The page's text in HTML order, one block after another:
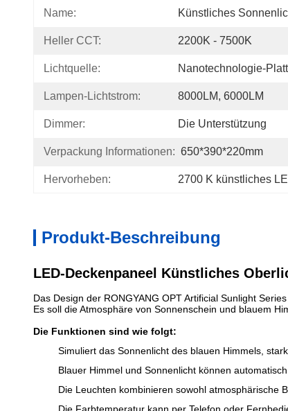
Name: Künstliches
Heller CCT: 2200K - 7500K
Lichtquelle: Nanotechnologie-
Lampen-Lichtstrom: 8000LM, 6000LM
Dimmer: Die Unterstützung
Verpackung Informationen: 650*390*220mm
Hervorheben: 2700 K künstliches
Produkt-Beschreibung
LED-Deckenpaneel Künstliches
Das Design der RONGYANG OPT Artificial Sunlight
Es soll die Atmosphäre von Sonnenschein und blauem
Die Funktionen sind wie folgt:
Simuliert das Sonnenlicht des blauen Himmels,
Blauer Himmel und Sonnenlicht können
Die Leuchten kombinieren sowohl atmosphärische